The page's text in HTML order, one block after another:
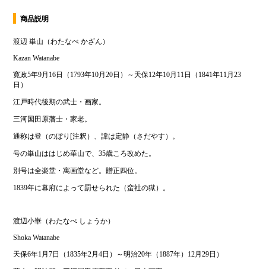
商品説明